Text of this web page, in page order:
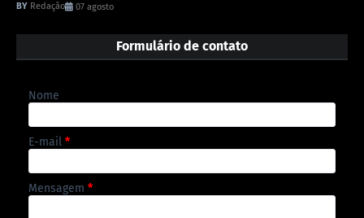
Redação 07 agosto
Formulário de contato
Nome
E-mail *
Mensagem *